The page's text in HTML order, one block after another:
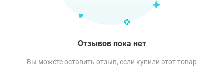
Отзывов пока нет
Вы можете оставить отзыв, если купили этот товар